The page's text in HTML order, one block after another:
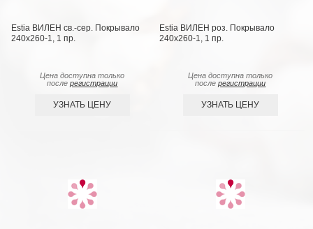
Estia ВИЛЕН св.-сер. Покрывало
240х260-1, 1 пр.
Цена доступна только
послерегистрации
УЗНАТЬ ЦЕНУ
Estia ВИЛЕН роз. Покрывало
240х260-1, 1 пр.
Цена доступна только
послерегистрации
УЗНАТЬ ЦЕНУ